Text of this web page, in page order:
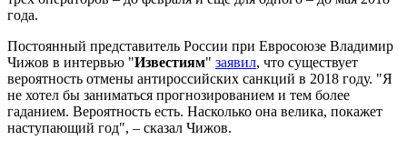
года.
Постоянный представитель России при Евросоюзе Владимир
Чижов в интервью "Известиям" заявил, что существует
вероятность отмены антироссийских санкций в 2018 году. "Я
не хотел бы заниматься прогнозированием и тем более
гаданием. Вероятность есть. Насколько она велика, покажет
наступающий год", – сказал Чижов.